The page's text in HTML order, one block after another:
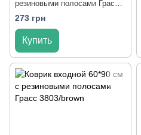
резиновыми полосами Грасс
2803/green
273 грн
Купить